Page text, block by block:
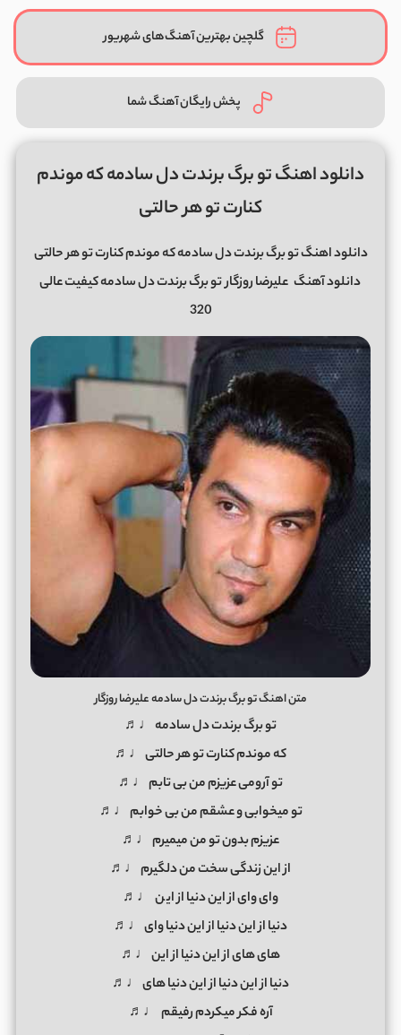
گلچین بهترین آهنگ‌های شهریور
پخش رایگان آهنگ شما
دانلود اهنگ تو برگ برندت دل سادمه که موندم
کنارت تو هر حالتی
دانلود اهنگ تو برگ برندت دل سادمه که موندم کنارت تو هر حالتی
دانلود آهنگ علیرضا روزگارتو برگ برندت دل سادمه کیفیت عالی
320
متن اهنگ تو برگ برندت دل سادمه علیرضا روزگار
تو برگ برندت دل سادمه ♩♬
که موندم کنارت تو هر حالتی ♩♬
تو آرومی عزیزم من بی تابم ♩♬
تو میخوابی و عشقم من بی خوابم ♩♬
عزیزم بدون تو من میمیرم ♩♬
از این زندگی سخت من دلگیرم ♩♬
وای وای از این دنیا از این ♩♬
دنیا از این دنیا از این دنیا وای ♩♬
های های از این دنیا از این ♩♬
دنیا از این دنیا از این دنیا های ♩♬
آره فکر میکردم رفیقم ♩♬